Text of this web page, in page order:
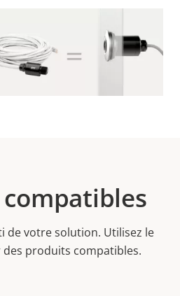
de votre solution. Utilisez le
produits compatibles.